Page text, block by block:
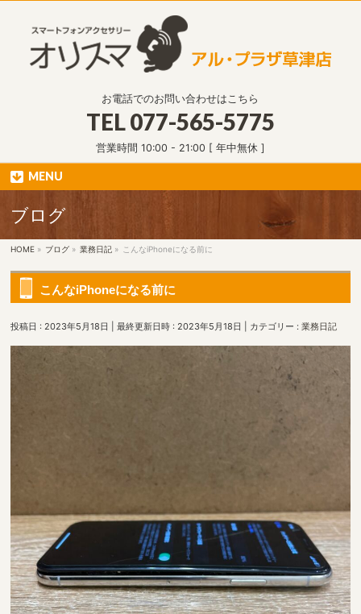
お電話でのお問い合わせはこちら
TEL077-565-5775
営業時間 10:00 - 21:00 [ 年中無休 ]
MENU
ブログ
HOME » ブログ » 業務日記 » こんなiPhoneになる前に
こんなiPhoneになる前に
投稿日 : 2023年5月18日 最終更新日時 : 2023年5月18日 カテゴリー :業務日記